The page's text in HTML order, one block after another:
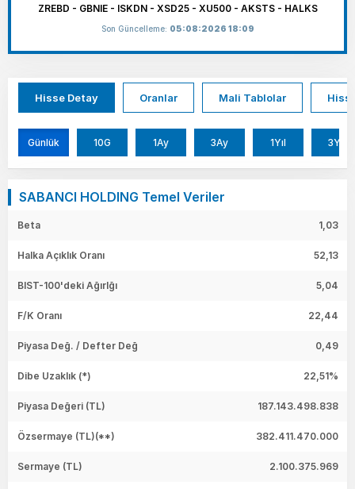
ZREBD - GBNIE - ISKDN - XSD25 - XU500 - AKSTS - HALKS
Son Güncelleme: 05:08:2026 18:09
Hisse Detay Oranlar Mali Tablolar
Günlük 10G 1Ay 3Ay 1Yıl 3Yıl
SABANCI HOLDING Temel Veriler
Beta 1,03
Halka Açıklık Oranı 52,13
BIST-100'deki Ağırlğı 5,04
F/K Oranı 22,44
Piyasa Değ. / Defter Değ 0,49
Dibe Uzaklık (*) 22,51%
Piyasa Değeri (TL) 187.143.498.838
Özsermaye (TL)(**) 382.411.470.000
Sermaye (TL) 2.100.375.969